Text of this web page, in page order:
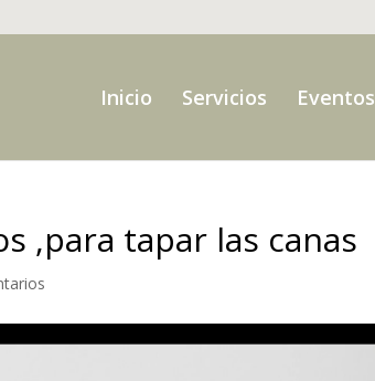
Inicio Servicios Eventos
,para tapar las canas